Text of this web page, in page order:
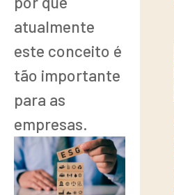
atualmente
este conceito é
tão importante
para as
empresas.